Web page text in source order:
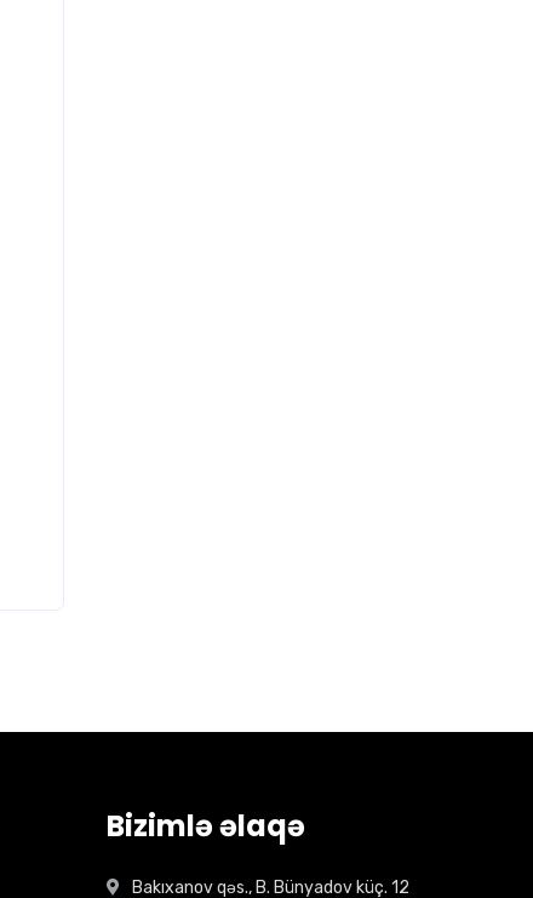
Bizimlə əlaqə
Bakıxanov qəs., B. Bünyadov küç. 12